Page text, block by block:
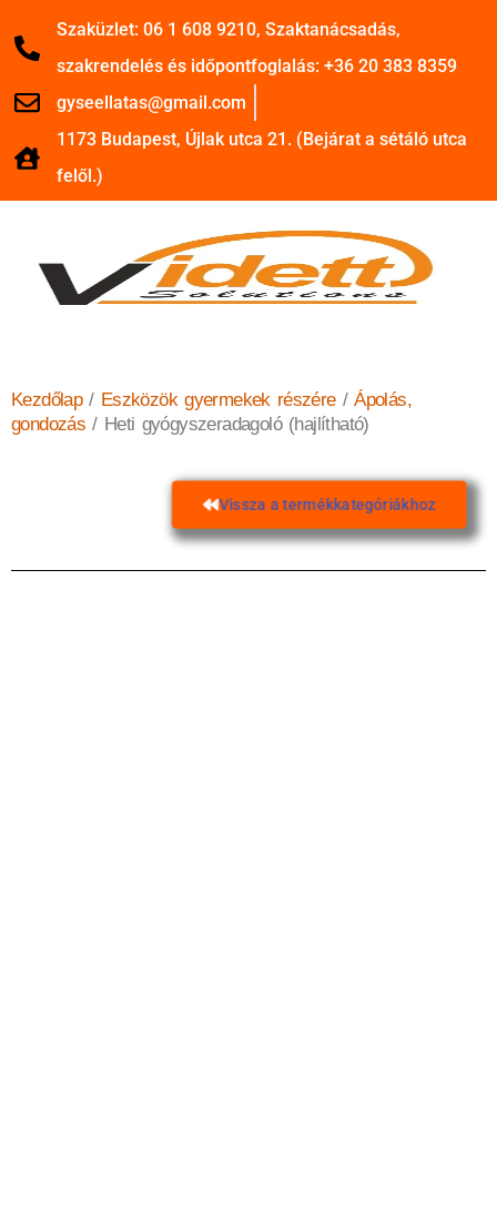
Szaküzlet: 06 1 608 9210, Szaktanácsadás,
szakrendelés és időpontfoglalás: +36 20 383 8359
gyseellatas@gmail.com
1173 Budapest, Újlak utca 21. (Bejárat a sétáló utca
felől.)
Kezdőlap/ Eszközök gyermekek részére/Ápolás,
gondozás / Heti gyógyszeradagoló (hajlítható)
Vissza a termékkategóriákhoz